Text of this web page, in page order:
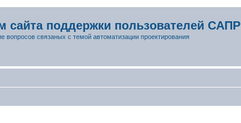
сайта поддержки пользователей САПР
вопросов связаных с темой автоматизации проектирования